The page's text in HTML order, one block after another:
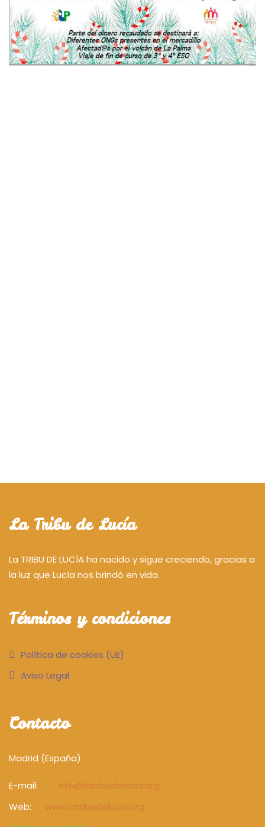
La Tribu de Lucía
La TRIBU DE LUCÍA ha nacido y sigue creciendo, gracias a
la luz que Lucía nos brindó en vida.
Términos y condiciones
Política de cookies (UE)
Aviso Legal
Contacto
Madrid (España)
E-mail:
info@latribudelucia.org
Web:
www.latribudelucia.org